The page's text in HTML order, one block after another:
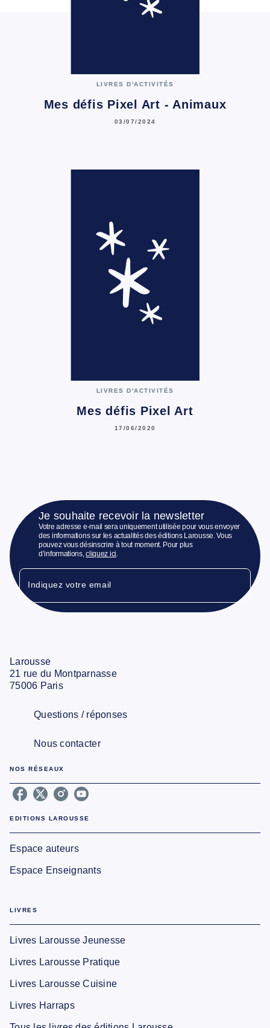
LIVRES D'ACTIVITÉS
Mes défis Pixel Art - Animaux
03/07/2024
LIVRES D'ACTIVITÉS
Mes défis Pixel Art
17/06/2020
Je souhaite recevoir la newsletter
Votre adresse e-mail sera uniquement utilisée pour vous envoyer
des informations sur les actualités des éditions Larousse. Vous
pouvez vous désinscrire à tout moment. Pour plus
d’informations,cliquez ici.
Indiquez votre email
Larousse
21 rue du Montparnasse
75006 Paris
Questions / réponses
Nous contacter
NOS RÉSEAUX
EDITIONS LAROUSSE
Espace auteurs
Espace Enseignants
LIVRES
Livres Larousse Jeunesse
Livres Larousse Pratique
Livres Larousse Cuisine
Livres Harraps